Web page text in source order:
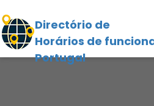
Directório de
Horários de
Portugal